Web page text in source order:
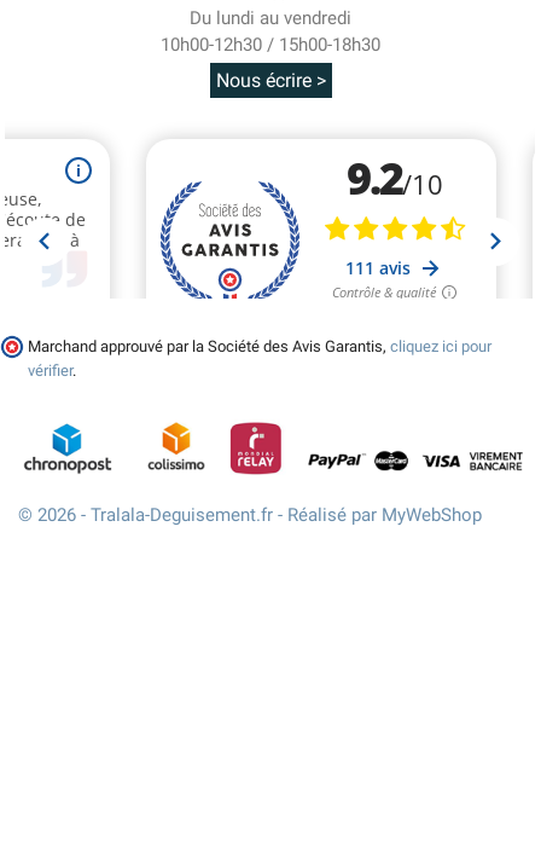
Du lundi au vendredi
10h00-12h30 / 15h00-18h30
Nous écrire >
Marchand approuvé par la Société des Avis Garantis, cliquez ici pour
vérifier.
© 2026 - Tralala-Deguisement.fr - Réalisé par MyWebShop